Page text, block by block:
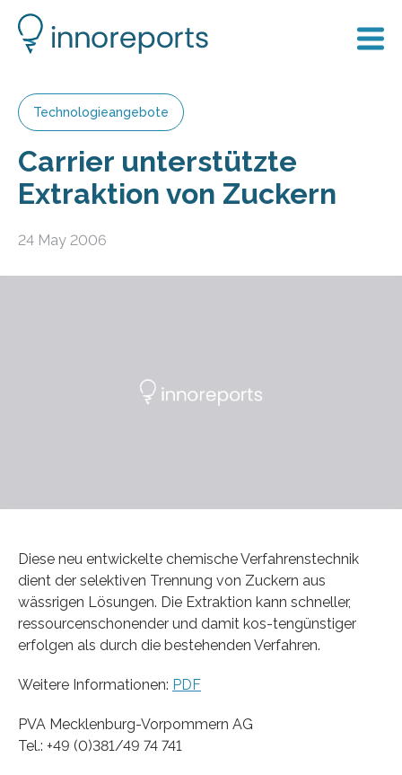
Technologieangebote
Carrier unterstützte
Extraktion von Zuckern
24 May 2006
Diese neu entwickelte chemische Verfahrenstechnik
dient der selektiven Trennung von Zuckern aus
wässrigen Lösungen. Die Extraktion kann schneller,
ressourcenschonender und damit kos-tengünstiger
erfolgen als durch die bestehenden Verfahren.
Weitere Informationen: PDF
PVA Mecklenburg-Vorpommern AG
Tel.: +49 (0)381/49 74 741